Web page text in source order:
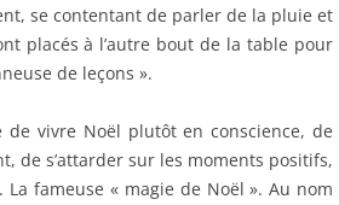
se contentant de parler de la pluie et
placés à l’autre bout de la table pour
de leçons ».
de vivre Noël plutôt en conscience, de
de s’attarder sur les moments positifs,
fameuse « magie de Noël ». Au nom